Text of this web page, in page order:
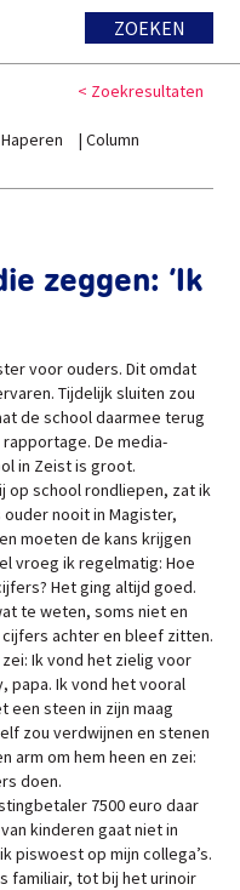
ZOEKEN
< Zoekresultaten
Column
zeggen: ‘Ik
voor ouders. Dit omdat
Tijdelijk sluiten zou
de school daarmee terug
De media-
in Zeist is groot.
op school rondliepen, zat ik
nooit in Magister,
moeten de kans krijgen
vroeg ik regelmatig: Hoe
Het ging altijd goed.
te weten, soms niet en
achter en bleef zitten.
Ik vond het zielig voor
papa. Ik vond het vooral
een steen in zijn maag
zou verdwijnen en stenen
arm om hem heen en zei:
doen.
7500 euro daar
kinderen gaat niet in
piswoest op mijn collega’s.
familiair, tot bij het urinoir